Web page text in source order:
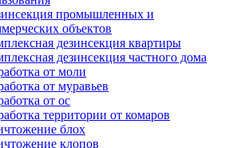
промышленных и
объектов
дезинсекция квартиры
дезинсекция частного дома
от моли
от муравьев
от ос
территории от комаров
блох
клопов